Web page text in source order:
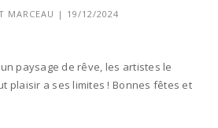
MARCEAU | 19/12/2024
paysage de rêve, les artistes le
plaisir a ses limites ! Bonnes fêtes et